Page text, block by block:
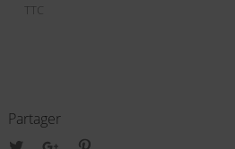
TTC
Partager